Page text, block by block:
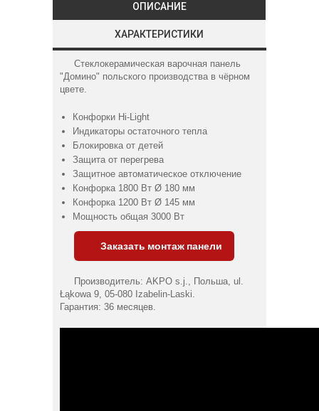
ОПИСАНИЕ
ХАРАКТЕРИСТИКИ
Стеклокерамическая варочная панель
"Домино" польского производства в чёрном
цвете.
Конфорки Hi-Light
Индикаторы остаточного тепла
Блокировка от детей
Защита от перегрева
Защитное автоматическое отключение
Конфорка 1800 Вт Ø 180 мм
Конфорка 1200 Вт Ø 145 мм
Мощность общая 3000 Вт
Заказать монтаж панели
Производитель: AKPO s.j., Польша, ul.
Łąkowa 9, 05-080 Izabelin-Laski.
Гарантия: 36 месяцев.